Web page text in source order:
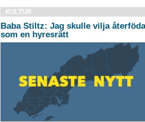
KULTUR
Baba Stiltz: Jag skulle vilja
som en hyresrätt